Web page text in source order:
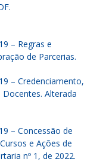
– Regras e
de Parcerias.
– Credenciamento,
Alterada
– Concessão de
e Ações de
nº 1, de 2022.